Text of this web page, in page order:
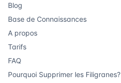
Blog
Base de Connaissances
A propos
Tarifs
FAQ
Pourquoi Supprimer les Filigranes?